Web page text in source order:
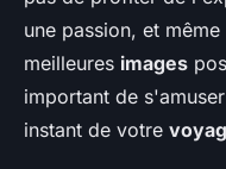
une passion, et
meilleures images
important de
instant de votre